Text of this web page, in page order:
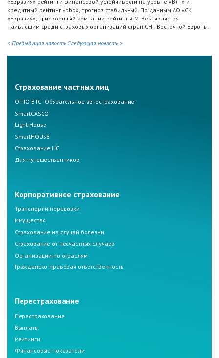
«Евразия» рейтинги финансовой устойчивости на уровне «B++» и
кредитный рейтинг «bbb», прогноз стабильный. По данным АО «СК
«Евразия», присвоенный компании рейтинг A.M. Best является
наивысшим среди страховых организаций стран СНГ, Восточной Европы.
< Предыдущая новость Следующая новость >
Страхование частных лиц
ОГПО ВТС - Обязательное автострахование
SmartCASCO
Light House
SmartHOUSE
Страхование НС
Для путешественников
Корпоративное страхование
Транспорт и перевозки
Имущество
Страхование на случай болезни
Страхование от несчастных случаев
Организации по отраслям
Гражданско-правовая ответственность
Перестрахование
Перестрахование
Выплаты
Рейтинги
Финансовые показатели